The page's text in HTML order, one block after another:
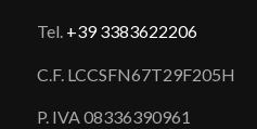
Tel. +39 3383622206
C.F. LCCSFN67T29F205H
P. IVA 08336390961